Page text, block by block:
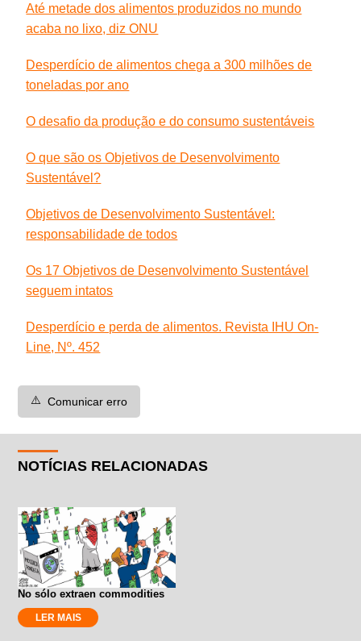
Até metade dos alimentos produzidos no mundo
acaba no lixo, diz ONU
Desperdício de alimentos chega a 300 milhões de
toneladas por ano
O desafio da produção e do consumo sustentáveis
O que são os Objetivos de Desenvolvimento
Sustentável?
Objetivos de Desenvolvimento Sustentável:
responsabilidade de todos
Os 17 Objetivos de Desenvolvimento Sustentável
seguem intatos
Desperdício e perda de alimentos. Revista IHU On-
Line, Nº. 452
⚠️ Comunicar erro
NOTÍCIAS RELACIONADAS
No sólo extraen commodities
LER MAIS